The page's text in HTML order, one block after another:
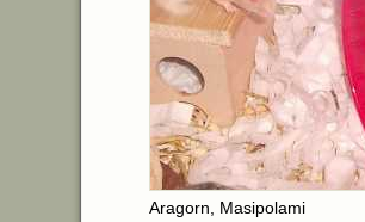
Aragorn, Masipolami